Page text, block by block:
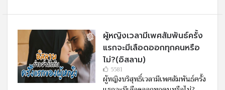
ผู้หญิงเวลามีเพศสัมพันธ์ครั้ง
แรกจะมีเลือดออกทุกคนหรือ
ไม่?(อิสลาม)
5581
ผู้หญิงบริสุทธิ์เวลามีเพศสัมพันธ์ครั้ง